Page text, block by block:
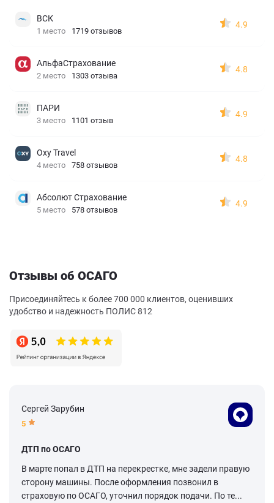
ВСК
1 место 1719 отзывов
4.9
АльфаСтрахование
2 место 1303 отзыва
4.8
ПАРИ
3 место 1101 отзыв
4.9
Oxy Travel
4 место 758 отзывов
4.8
Абсолют Страхование
5 место 578 отзывов
4.9
Отзывы об ОСАГО
Присоединяйтесь к более 700 000 клиентов, оценивших
удобство и надежность ПОЛИС 812
Сергей Зарубин
5
ДТП по ОСАГО
В марте попал в ДТП на перекрестке, мне задели правую
сторону машины. После оформления позвонил в
страховую по ОСАГО, уточнил порядок подачи. По те...